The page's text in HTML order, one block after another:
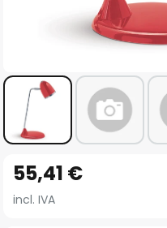
comienzo
55,41 €
incl. IVA